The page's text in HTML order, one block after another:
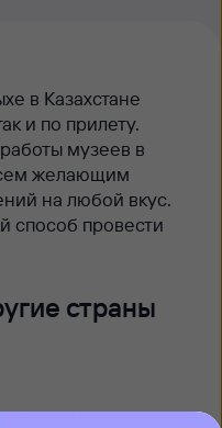
в Казахстане
и по прилету.
музеев в
желающим
на любой вкус.
способ провести
страны